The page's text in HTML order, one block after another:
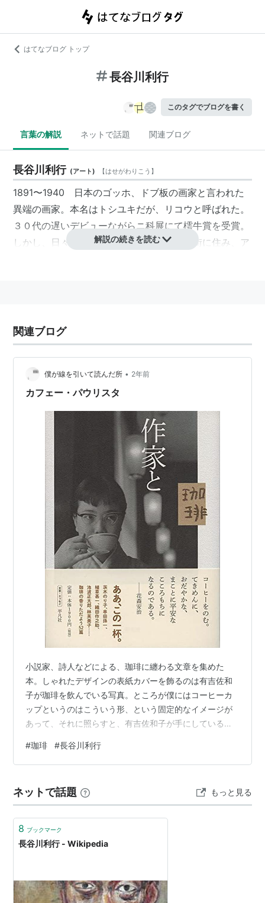
はてなブログ トップ
長谷川利行
このタグでブログを書く
言葉の解説 ネットで話題 関連ブログ
長谷川利行 (アート) 【はせがわりこう 】
1891〜1940 日本のゴッホ、ドブ板の画家と言われた
異端の画家。本名はトシユキだが、リコウと呼ばれた。
３０代の遅いデビューながらニ科展にて樗牛賞を受賞。
しかし、日々の暮らしを捨てるようにドヤ街に住み、ア
解説の続きを読む
関連ブログ
僕が線を引いて読んだ所 • 2年前
カフェー・パウリスタ
小説家、詩人などによる、珈琲に纏わる文章を集めた
本。しゃれたデザインの表紙カバーを飾るのは有吉佐和
子が珈琲を飲んでいる写真。ところが僕にはコーヒーカ
ップというのはこういう形、という固定的なイメージが
あって、それに照らすと、有吉佐和子が手にしているの
ら、僕はおいしい紅茶をいただきたい。 作家と珈琲 平凡
社 Amazon それはともかく、本の中ほどに、パウリスタ
の「芝公園から銀座へ」、古川緑波の「甘話休題」、広
津和郎の「正宗白鳥と珈琲」。）どこかで聞いたことの
ある店名だと思ったが、すぐ思い出した。僕の…
#珈琲 #長谷川利行
ネットで話題 もっと見る
8 ブックマーク
長谷川利行 - Wikipedia